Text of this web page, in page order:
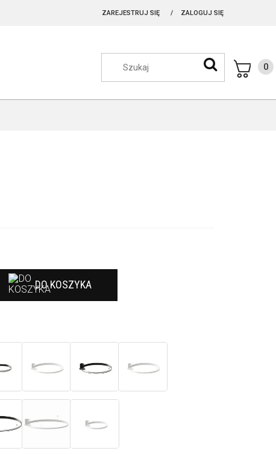
ZAREJESTRUJ SIĘ ZALOGUJ SIĘ
DO KOSZYKA